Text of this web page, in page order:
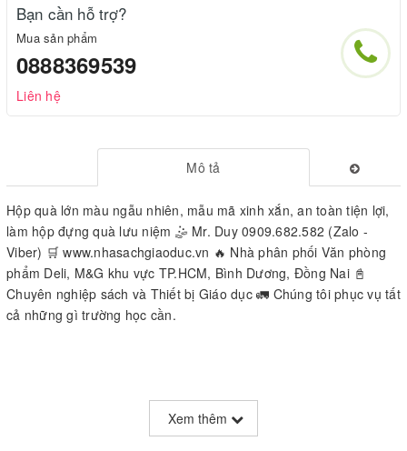
Bạn cần hỗ trợ?
Mua sản phẩm
0888369539
Liên hệ
Mô tả
Hộp quà lớn màu ngẫu nhiên, mẫu mã xinh xắn, an toàn tiện lợi,
làm hộp đựng quà lưu niệm 🤹 Mr. Duy 0909.682.582 (Zalo -
Viber) 🛒 www.nhasachgiaoduc.vn 🔥 Nhà phân phối Văn phòng
phẩm Deli, M&G khu vực TP.HCM, Bình Dương, Đồng Nai 📓
Chuyên nghiệp sách và Thiết bị Giáo dục 🚛 Chúng tôi phục vụ tất
cả những gì trường học cần.
Xem thêm